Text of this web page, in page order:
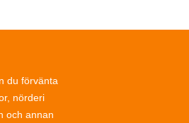
du förvänta
nörderi
och annan